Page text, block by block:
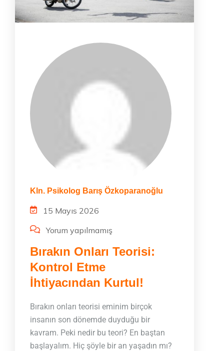
Kln. Psikolog Barış Özkoparanoğlu
15 Mayıs 2026
Yorum yapılmamış
Bırakın Onları Teorisi:
Kontrol Etme
İhtiyacından Kurtul!
Bırakın onları teorisi eminim birçok
insanın son dönemde duyduğu bir
kavram. Peki nedir bu teori? En baştan
başlayalım. Hiç şöyle bir an yaşadın mı?